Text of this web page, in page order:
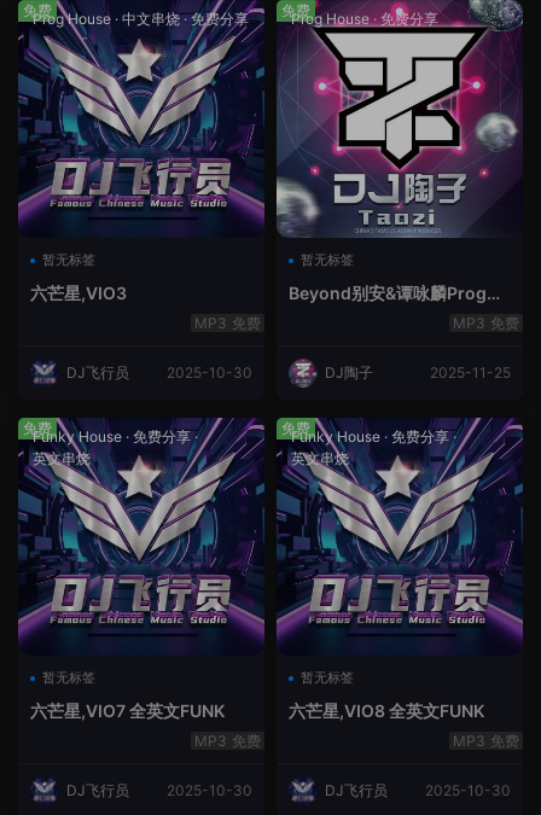
Prog House · 中文串烧·免费分享
暂无标签
六芒星,VIO3
免费
DJ飞行员 2025-10-30
免费 Prog House·免费分享
暂无标签
Beyond别安&谭咏麟ProgHo
免费
DJ陶子 2025-11-25
免费
Funky House · 免费分享·
英文串烧
暂无标签
六芒星,VIO7 全英文FUNK
免费
DJ飞行员 2025-10-30
免费 Funky House · 免费分享·
英文串烧
暂无标签
六芒星,VIO8 全英文FUNK
免费
DJ飞行员 2025-10-30
免费